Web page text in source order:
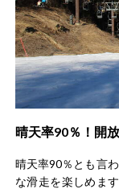
晴天率90％！開
晴天率90％とも言
な滑走を楽しめま